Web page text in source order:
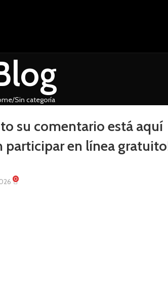
Sin categoría
su comentario está aquí
participar en línea
0